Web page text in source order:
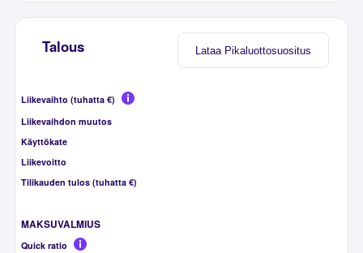
Lataa Pikaluottosuositus
Talous
Liikevaihto (tuhatta €)
Liikevaihdon muutos
Käyttökate
Liikevoitto
Tilikauden tulos (tuhatta €)
MAKSUVALMIUS
Quick ratio